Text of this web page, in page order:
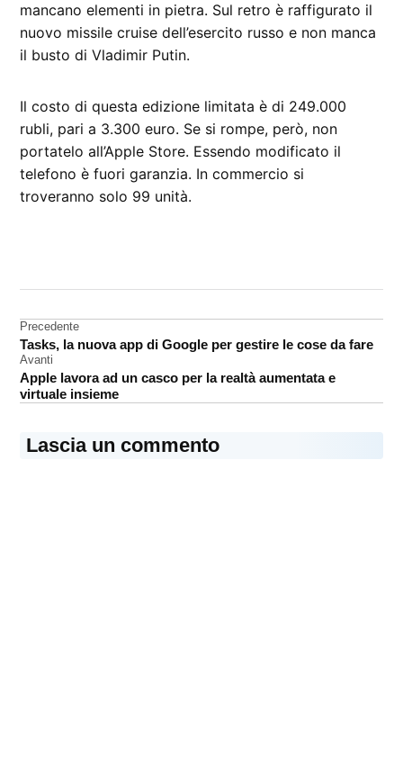
mancano elementi in pietra. Sul retro è raffigurato il
nuovo missile cruise dell’esercito russo e non manca
il busto di Vladimir Putin.
Il costo di questa edizione limitata è di 249.000
rubli, pari a 3.300 euro. Se si rompe, però, non
portatelo all’Apple Store. Essendo modificato il
telefono è fuori garanzia. In commercio si
troveranno solo 99 unità.
Navigazione
articoli
Precedente
Tasks, la nuova app di Google per gestire le cose da fare
Avanti
Apple lavora ad un casco per la realtà aumentata e
virtuale insieme
Lascia un commento